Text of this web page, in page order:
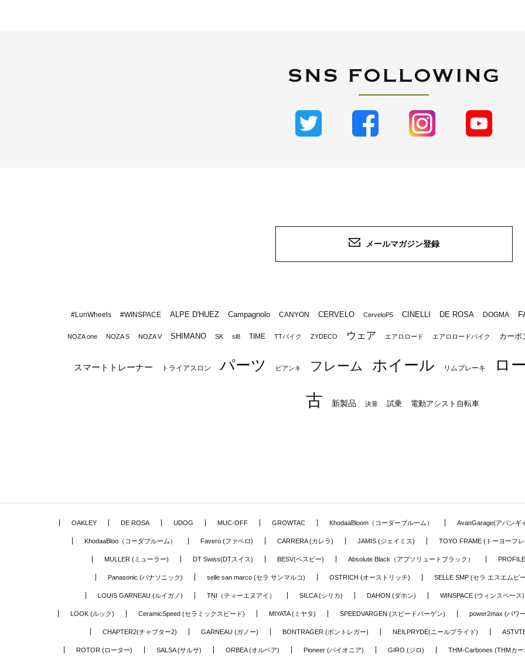
メールマガジン登録
#LunWheels #WINSPACE ALPE D'HUEZ Campagnolo CANYON CERVELO CerveloP5 CINELLI DE ROSA DOGMA
NOZA one NOZA S NOZA V SHIMANO SK sl8 TIME TTバイク ZYDECO ウェア エアロロード エアロロードバイク カーボ
スマートトレーナー トライアスロン パーツ ビアンキ フレーム ホイール リムブレーキ ロ
古 新製品 決算 試乗 電動アシスト自転車
OAKLEY DE ROSA UDOG MUC-OFF GROWTAC KhodaaBloom（コーダーブルーム） AvanGarage(アバンギ
KhodaaBloo（コーダブルーム） Favero (ファベロ) CARRERA (カレラ) JAMIS (ジェイミス) TOYO FRAME (トーヨーフ
MULLER (ミューラー) DT Swiss(DTスイス) BESV(ベスビー) Absolute Black（アブソリュートブラック）
Panasonic (パナソニック) selle san marco (セラ サンマルコ) OSTRICH (オーストリッチ) SELLE SMP (セラ エスエムピ
LOUIS GARNEAU (ルイガノ) TNI（ティーエヌアイ） SILCA (シリカ) DAHON (ダホン) WINSPACE (ウィンスペース)
LOOK (ルック) CeramicSpeed (セラミックスピード) MIYATA (ミヤタ) SPEEDVARGEN (スピードバーゲン) power2max (パワ
CHAPTER2(チャプター2) GARNEAU (ガノー) BONTRAGER (ボントレガー) NEILPRYDE(ニールプライド)
ROTOR (ローター) SALSA (サルサ) ORBEA (オルベア) Pioneer (パイオニア) GIRO (ジロ) THM-Carbones (THMカ